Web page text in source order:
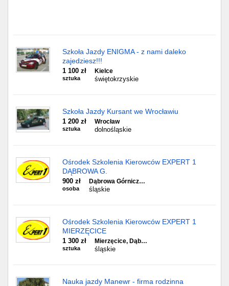
Szkoła Jazdy ENIGMA - z nami daleko
zajedziesz!!!
1 100 zł
sztuka
Kielce
świętokrzyskie
Szkoła Jazdy Kursant we Wrocławiu
1 200 zł
sztuka
Wrocław
dolnośląskie
Ośrodek Szkolenia Kierowców EXPERT 1
DĄBROWA G.
900 zł
osoba
Dąbrowa Górnicz…
śląskie
Ośrodek Szkolenia Kierowców EXPERT 1
MIERZĘCICE
1 300 zł
sztuka
Mierzęcice, Dąb…
śląskie
Nauka jazdy Manewr - firma rodzinna